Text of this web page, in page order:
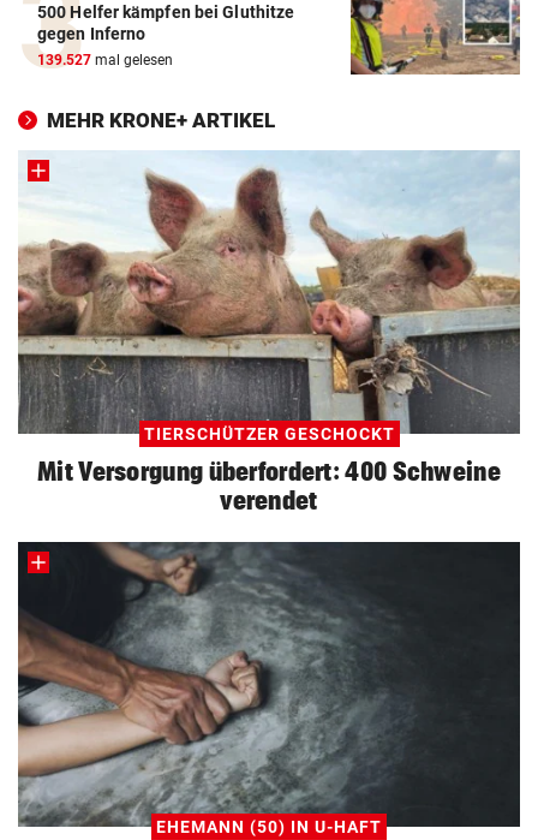
500 Helfer kämpfen bei Gluthitze
gegen Inferno
139.527 mal gelesen
MEHR KRONE+ ARTIKEL
TIERSCHÜTZER GESCHOCKT
Mit Versorgung überfordert: 400 Schweine
verendet
EHEMANN (50) IN U-HAFT